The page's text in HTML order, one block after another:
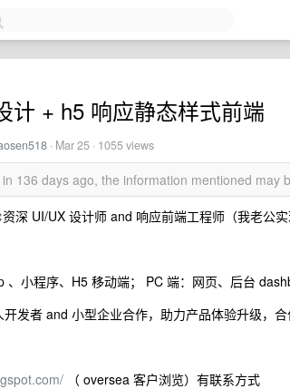
计 + h5 响应静态样式前端
· Mar 25 · 1055 views
136 days ago, the information mentioned may
深 UI/UX 设计师 and 响应前端工程师（我老公实
、小程序、H5 移动端； PC 端：网页、后台
发者 and 小型企业合作，助力产品体验升级，合
（ oversea 客户浏览）有联系方式